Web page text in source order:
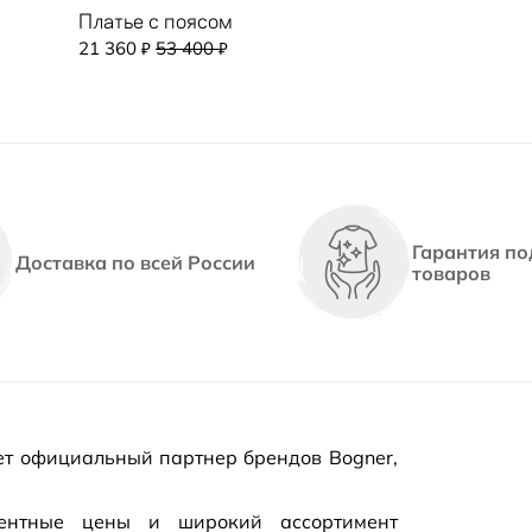
Платье с поясом
21 360 ₽ 53 400₽
Доставка по всей России
Гарантия
товаров
официальный партнер брендов Bogner,
цены и широкий ассортимент